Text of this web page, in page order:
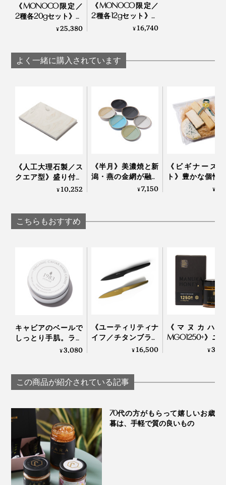
キャビア12ｇは、ちょうどブリニ８枚分。もしブリニが
足りなくなったら、小さく薄めに焼いたプレーンなパン
ケーキや、軽く焼いた薄めの食パンでもOK。
バター以外にも、マスカルポーネやクリームチーズなど
軽めのチーズと好相性です。
最後にキャビアを一口残しておいて、卵かけご飯にのせ
炊きたてご飯に、卵黄とたっぷりのキャビアをのせて、
しょう油を数滴。卵＆卵のめくるめく“とろとろワール
ド”が繰り広げられます。
スタッフは、出勤したらまず手洗い。準備室で作業着に
ク・手袋を装着したあとエアシャワーを浴びて、ようや
く「クリーンルーム」と呼ばれる加工場へ。
り出す人を、それぞれ別の担当者にして、卵に雑菌がつ
かないようにしています。
そして、卵を冷やしながら、不純物を最後の一粒まで徹
底的に取り除き、こだわりブレンドの岩塩のみで味つ
け。防腐剤などはいっさい使っていません。
味付けされたキャビアは、空気に触れさせることなくテ
イスティングできる独自の容器の中で、約60日間熟成。
その間、キャビアマイスターがテイスティングを繰り返
し、旨みのピークを見極めてから、ビン詰め＆急速冷
なんと、すべてのレシピは社長の坂元氏が考案し、自宅
キッチンで調理したものだそう。キャビア愛が伝わりま
写真を見ると、これでもか！とキャビアが使われていて
驚きますが、実際食してみると納得。塩味まろやかだか
あなたにも、この口福を味わってほしい！！
《MONOCO限定／
2種各20gセット》至
福の旨味と口溶け、
1983
¥25,380
《MONOCO限定／
2種各12gセット》至
福の旨味と口溶け、
1983
¥16,740
よく一緒に購入されています
《人工大理石製／ス
クエア型》盛り付け
が見違えて、会話が
¥10,252
《半月》美濃焼と新
潟・燕の金網が融合
した、網付きプレー
¥7,150
《ビギナーズ
ト》豊かな個性
べやすさが両立
¥
こちらもおすすめ
キャビアのベールで
しっとり手肌。ライ
トなつけ心地の
宮崎キャビア1983
¥3,080
《ユーティリティナ
イフ／チタンブラッ
ク＆ゴールド》
味、朝食の支度に便
利な小回りのきく
13cm）」｜hast.
¥16,500
《マヌカハ
MGO1250+》ニ
ジーランド政
¥
この商品が紹介されている記事
70代の方がもらって嬉しいお歳
暮は、手軽で質の良いもの